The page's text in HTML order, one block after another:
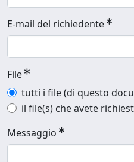
E-mail del richiedente
File
tutti i file (di questo
il file(s) che avete
Messaggio